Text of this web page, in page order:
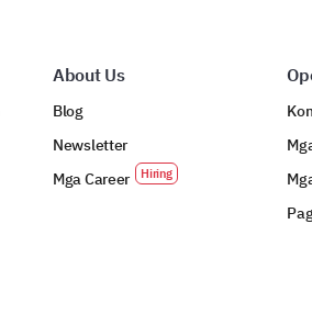
About Us
Blog
Newsletter
Mga Career